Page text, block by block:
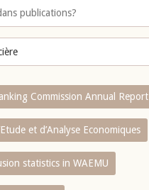
Commission Annual Report
et d’Analyse Economiques
statistics in WAEMU